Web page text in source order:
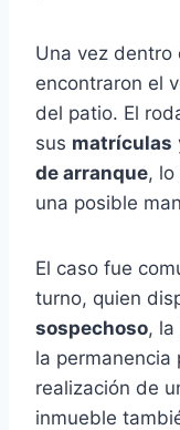
Una vez dentro
encontraron el
del patio. El
sus matrículas
de arranque,
una posible
El caso fue
turno, quien
sospechoso,
la permanencia
realización de
inmueble